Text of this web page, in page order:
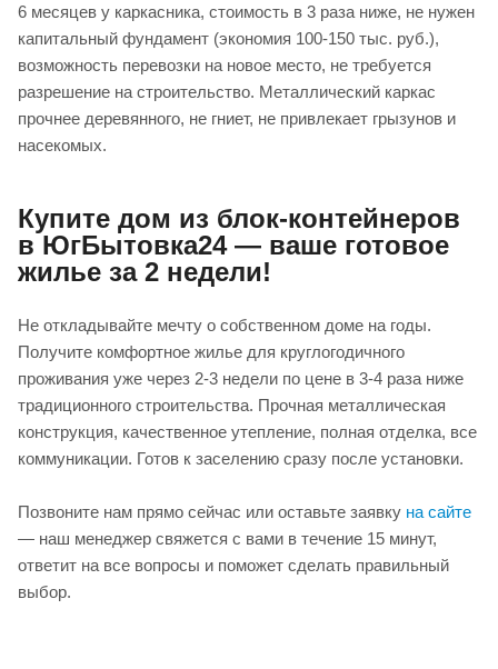
6 месяцев у каркасника, стоимость в 3 раза ниже, не нужен
капитальный фундамент (экономия 100-150 тыс. руб.),
возможность перевозки на новое место, не требуется
разрешение на строительство. Металлический каркас
прочнее деревянного, не гниет, не привлекает грызунов и
насекомых.
Купите дом из блок-контейнеров
в ЮгБытовка24 — ваше готовое
жилье за 2 недели!
Не откладывайте мечту о собственном доме на годы.
Получите комфортное жилье для круглогодичного
проживания уже через 2-3 недели по цене в 3-4 раза ниже
традиционного строительства. Прочная металлическая
конструкция, качественное утепление, полная отделка, все
коммуникации. Готов к заселению сразу после установки.
Позвоните нам прямо сейчас или оставьте заявку на сайте
— наш менеджер свяжется с вами в течение 15 минут,
ответит на все вопросы и поможет сделать правильный
выбор.